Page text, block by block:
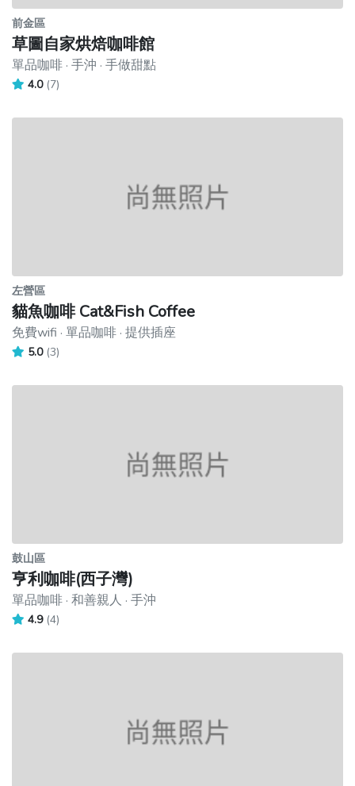
前金區
草圖自家烘焙咖啡館
單品咖啡 · 手沖 · 手做甜點
4.0 (7)
左營區
貓魚咖啡 Cat&Fish Coffee
免費wifi · 單品咖啡 · 提供插座
5.0 (3)
鼓山區
亨利咖啡(西子灣)
單品咖啡 · 和善親人 · 手沖
4.9 (4)